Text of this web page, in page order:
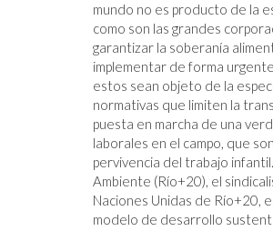
mundo no es producto de la
como son las grandes
garantizar la soberanía
implementar de forma
estos sean objeto de la
normativas que limiten la
puesta en marcha de una
laborales en el campo, que
pervivencia del trabajo
Ambiente (Río+20), el
Naciones Unidas de Río+20,
modelo de desarrollo